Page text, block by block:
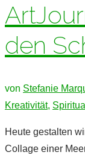
den
von Stefanie
Kreativität,
Heute gestalten
Collage einer